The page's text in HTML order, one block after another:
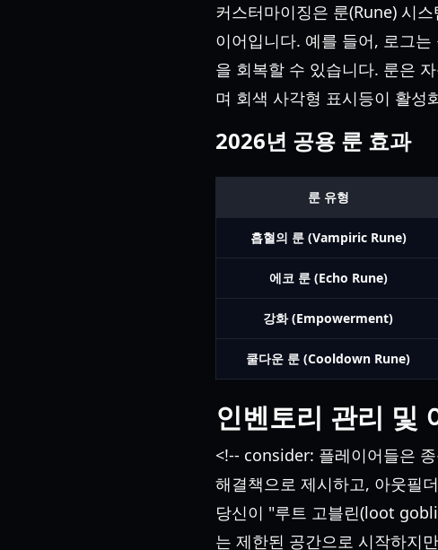
커스터마이징은 룬(Rune) 시
이어입니다. 예를 들어, 로그
을 회복할 수 있습니다. 룬은
며 회색 사각형 표시등이 활성
2026년 공용 룬 효과
룬 유형
흡혈의 룬 (Vampiric Rune)
에코 룬 (Echo Rune)
강화 (Empowerment)
쿨다운 룬 (Cooldown Rune)
인벤토리 관리 및
<!-- consider: 플레이어들은
해결책으로 제시하고, 아웃필
당신이 "루트 고블린(loot
는 제한된 공간으로 시작하지